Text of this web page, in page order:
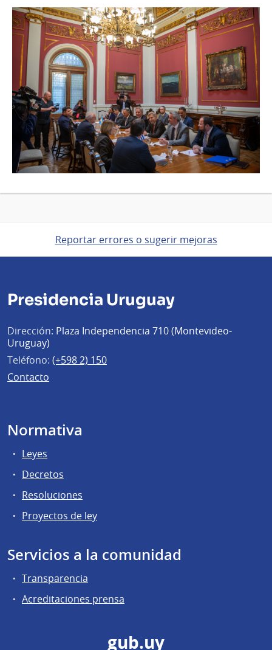
Reportar errores o sugerir mejoras
Presidencia Uruguay
Dirección: Plaza Independencia 710 (Montevideo-
Uruguay)
Teléfono: (+598 2) 150
Contacto
Normativa
Leyes
Decretos
Resoluciones
Proyectos de ley
Servicios a la comunidad
Transparencia
Acreditaciones prensa
gub.uy